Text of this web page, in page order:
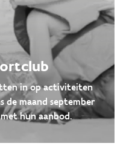
in op activiteiten
de maand september
hun aanbod.